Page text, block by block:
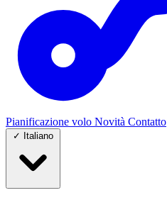
Pianificazione volo Novità Contatto
✓ Italiano